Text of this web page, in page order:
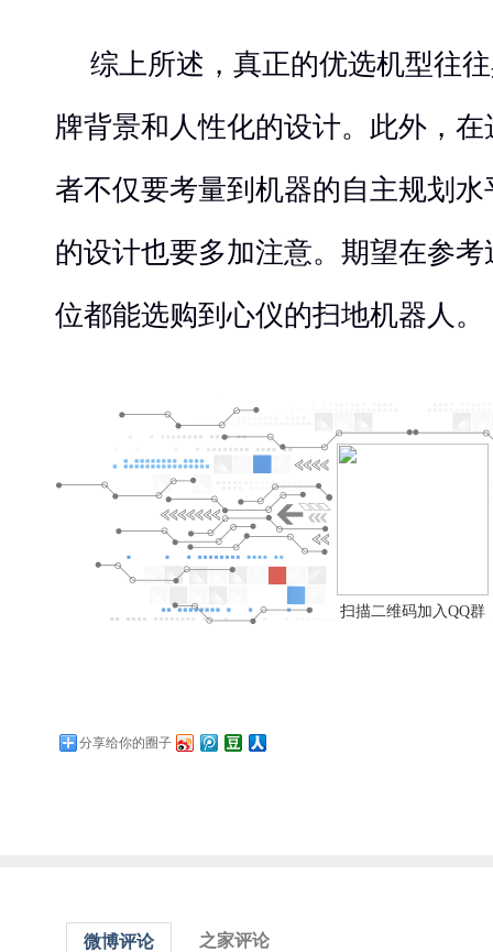
综上所述，真正的优选机型往
牌背景和人性化的设计。此外，
者不仅要考量到机器的自主规划
的设计也要多加注意。期望在参
位都能选购到心仪的扫地机器人。
扫描二维码加入QQ群
分享给你的圈子
微博评论 之家评论